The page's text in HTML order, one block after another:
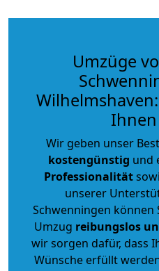
Umzüge
Wir geben unser
kostengünstig und
Professionalität
unserer
Schwenningen können
Umzug reibungslos
wir sorgen dafür, dass
Wünsche erfüllt